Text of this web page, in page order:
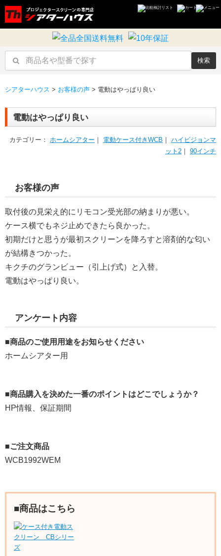
検索
シアターハウス > お客様の声 > 電動はやっぱり良い
電動はやっぱり良い
カテゴリー： ホームシアター ｜ 電動ケース付きWCB ｜ ハイビジョンマ
ット2 ｜ 90インチ
お客様の声
取付後の見栄え的にリモコン受光部の納まりが悪い。
ケース横でもネジ止めできたら良かった。
初期だけと思うが最初スクリーンを降ろすと溶剤的な匂い
が結構きつかった。
キクチのグランビュー（引上げ式）と入替。
電動はやっぱり良い。
アンケート内容
■商品のご使用用途をお知らせください
ホームシアター用
■商品購入を決めた一番のポイントはどこでしょうか？
HP情報、保証期間
■ご注文商品
WCB1992WEM
■商品はこちら